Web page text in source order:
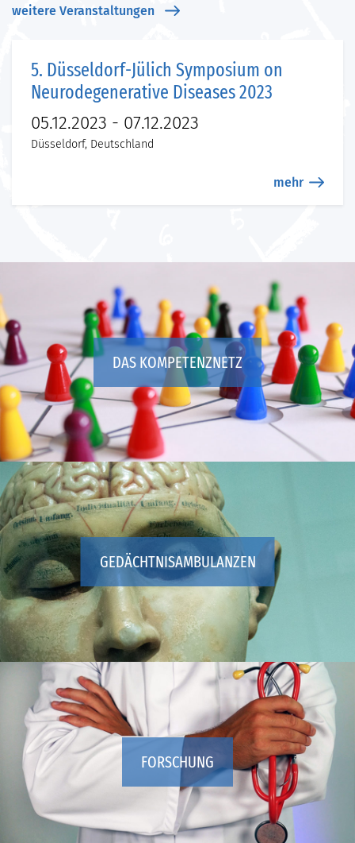
weitere Veranstaltungen
5. Düsseldorf-Jülich Symposium on
Neurodegenerative Diseases 2023
05.12.2023 - 07.12.2023
Düsseldorf, Deutschland
mehr
DAS KOMPETENZNETZ
GEDÄCHTNISAMBULANZEN
FORSCHUNG